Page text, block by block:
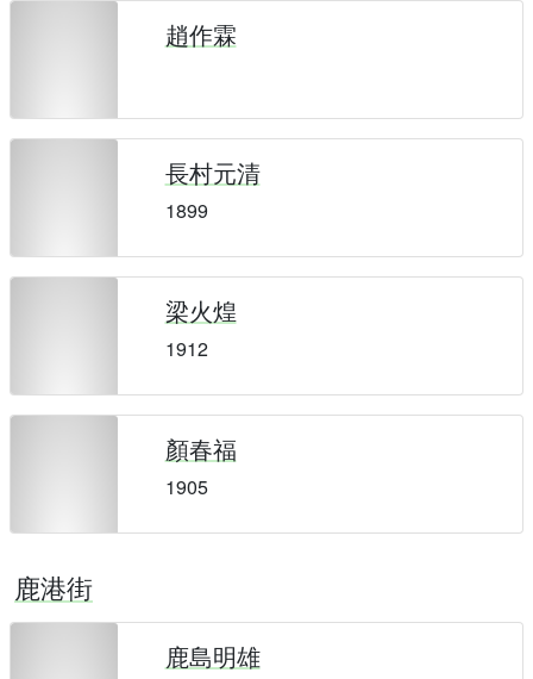
趙作霖
長村元清
1899
梁火煌
1912
顏春福
1905
鹿港街
鹿島明雄